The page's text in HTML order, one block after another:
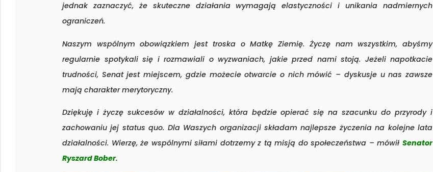
jednak zaznaczyć, że skuteczne działania wymagają elastyczności i unikania nadmiernych
ograniczeń.
Naszym wspólnym obowiązkiem jest troska o Matkę Ziemię. Życzę nam wszystkim, abyśmy
regularnie spotykali się i rozmawiali o wyzwaniach, jakie przed nami stoją. Jeżeli napotkacie
trudności, Senat jest miejscem, gdzie możecie otwarcie o nich mówić – dyskusje u nas zawsze
mają charakter merytoryczny.
Dziękuję i życzę sukcesów w działalności, która będzie opierać się na szacunku do przyrody i
zachowaniu jej status quo. Dla Waszych organizacji składam najlepsze życzenia na kolejne lata
działalności. Wierzę, że wspólnymi siłami dotrzemy z tą misją do społeczeństwa – mówił Senator
Ryszard Bober.